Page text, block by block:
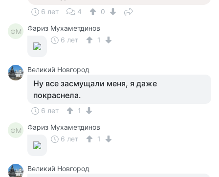
6 лет 4 0
ФМ
Фариз Мухаметдинов
6 лет
1
Великий Новгород
Ну все засмущали меня, я даже
покраснела.
6 лет 1
ФМ
Фариз Мухаметдинов
6 лет
1
Великий Новгород